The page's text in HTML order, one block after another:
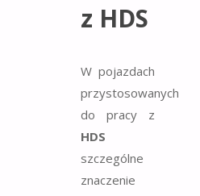
z HDS
W pojazdach
przystosowanych
do pracy z
HDS
szczególne
znaczenie